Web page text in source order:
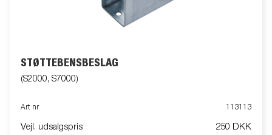
STØTTEBENSBESLAG
(S2000, S7000)
Art nr 113113
Vejl. udsalgspris 250 DKK